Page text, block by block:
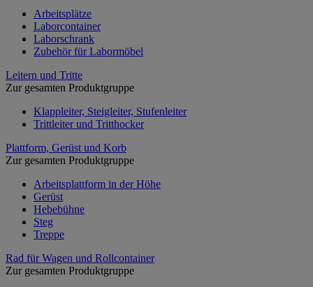
Arbeitsplätze
Laborcontainer
Laborschrank
Zubehör für Labormöbel
Leitern und Tritte
Zur gesamten Produktgruppe
Klappleiter, Steigleiter, Stufenleiter
Trittleiter und Tritthocker
Plattform, Gerüst und Korb
Zur gesamten Produktgruppe
Arbeitsplattform in der Höhe
Gerüst
Hebebühne
Steg
Treppe
Rad für Wagen und Rollcontainer
Zur gesamten Produktgruppe